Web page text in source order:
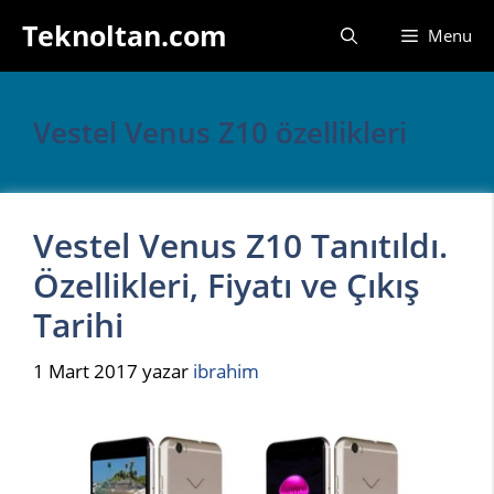
atlaTeknoltan.com Menu
Vestel Venus Z10 özellikleri
Vestel Venus Z10 Tanıtıldı.
Özellikleri, Fiyatı ve Çıkış
Tarihi
1 Mart 2017 yazar ibrahim